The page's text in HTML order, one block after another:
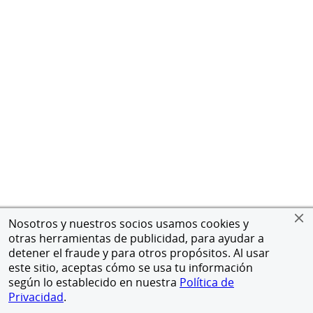
Nosotros y nuestros socios usamos cookies y
otras herramientas de publicidad, para ayudar a
detener el fraude y para otros propósitos. Al usar
este sitio, aceptas cómo se usa tu información
según lo establecido en nuestra Política de
Privacidad.